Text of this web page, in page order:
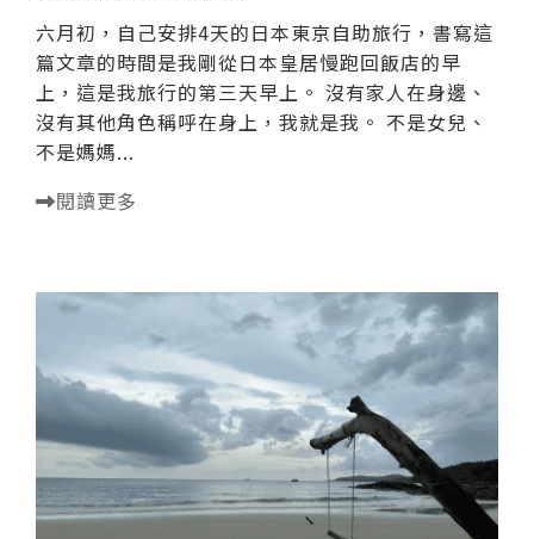
六月初，自己安排4天的日本東京自助旅行，書寫這
篇文章的時間是我剛從日本皇居慢跑回飯店的早
上，這是我旅行的第三天早上。 沒有家人在身邊、
沒有其他角色稱呼在身上，我就是我。 不是女兒、
不是媽媽...
閱讀更多